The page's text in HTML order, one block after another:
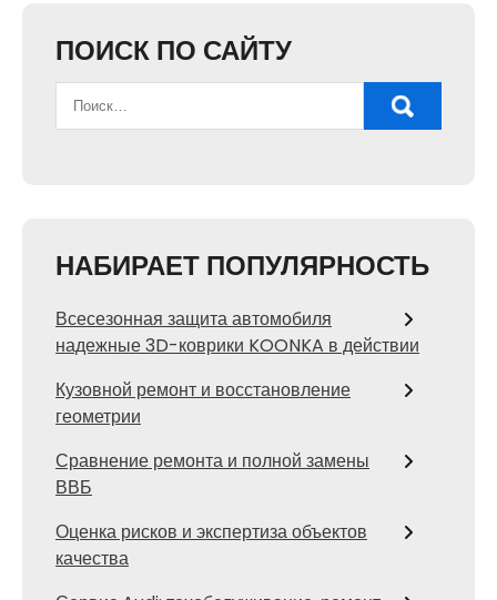
ПОИСК ПО САЙТУ
НАБИРАЕТ ПОПУЛЯРНОСТЬ
Всесезонная защита автомобиля
надежные 3D-коврики KOONKA в действии
Кузовной ремонт и восстановление
геометрии
Сравнение ремонта и полной замены
ВВБ
Оценка рисков и экспертиза объектов
качества